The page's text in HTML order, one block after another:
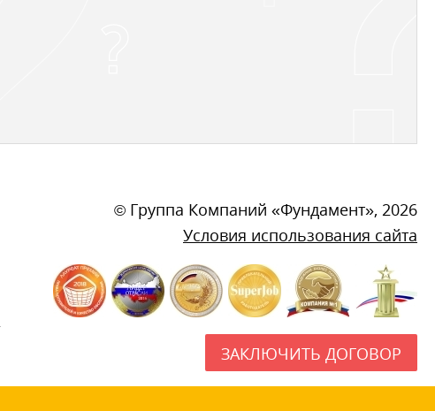
© Группа Компаний «Фундамент», 2026
Условия использования сайта
ЗАКЛЮЧИТЬ ДОГОВОР